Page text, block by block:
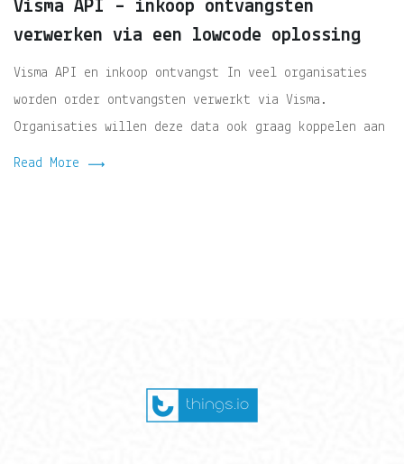
Visma API – inkoop ontvangsten
verwerken via een lowcode oplossing
Visma API en inkoop ontvangst In veel organisaties
worden order ontvangsten verwerkt via Visma.
Organisaties willen deze data ook graag koppelen aan
Read More